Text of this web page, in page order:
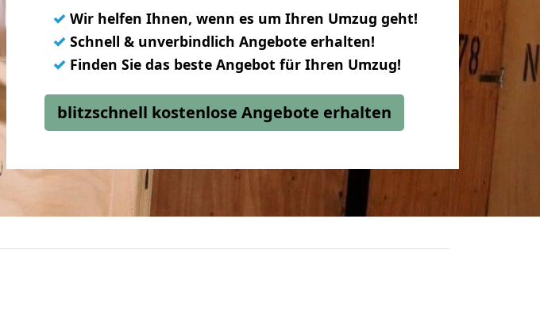
✓ Wir helfen Ihnen, wenn es um Ihren Umzug geht!
✓ Schnell & unverbindlich Angebote erhalten!
✓ Finden Sie das beste Angebot für Ihren Umzug!
blitzschnell kostenlose Angebote erhalten